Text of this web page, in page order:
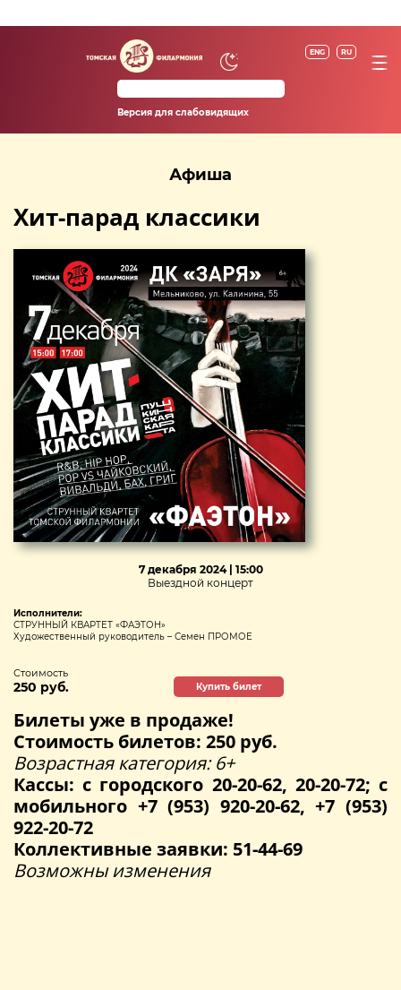
ENG RU
Версия для слабовидящих
Афиша
Хит-парад классики
7 декабря 2024 | 15:00
Выездной концерт
Исполнители:
СТРУННЫЙ КВАРТЕТ «ФАЭТОН»
Художественный руководитель – Семен ПРОМОЕ
Стоимость
250 руб. Купить билет
Билеты уже в продаже!
Стоимость билетов: 250 руб.
Возрастная категория: 6+
Кассы: с городского 20-20-62, 20-20-72; с
мобильного +7 (953) 920-20-62, +7 (953)
922-20-72
Коллективные заявки: 51-44-69
Возможны изменения